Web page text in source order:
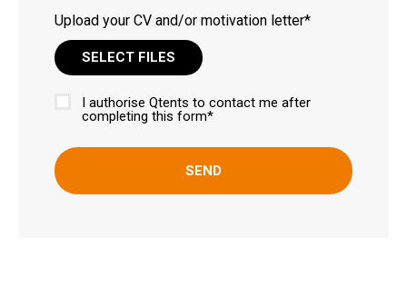
Upload your CV and/or motivation letter*
SELECT FILES
Approval
I authorise Qtents to contact me after
completing this form*